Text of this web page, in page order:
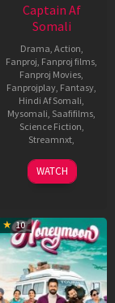
Captain Af
Somali
Drama Action
Fanproj Fanproj films
Fanproj Movies
Fanprojplay Fantasy
Hindi Af Somali
Mysomali Saafifilms
Science Fiction
Streamnxt
8
Sep
Shakti
Soundar
WATCH
10